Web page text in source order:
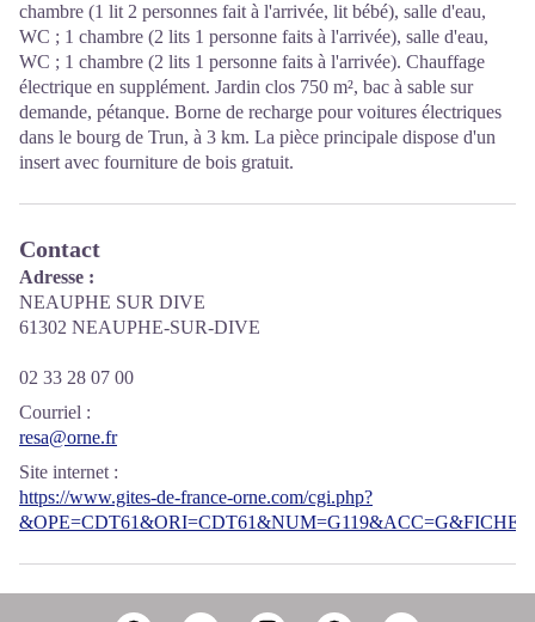
chambre (1 lit 2 personnes fait à l'arrivée, lit bébé), salle d'eau,
WC ; 1 chambre (2 lits 1 personne faits à l'arrivée), salle d'eau,
WC ; 1 chambre (2 lits 1 personne faits à l'arrivée). Chauffage
électrique en supplément. Jardin clos 750 m², bac à sable sur
demande, pétanque. Borne de recharge pour voitures électriques
dans le bourg de Trun, à 3 km. La pièce principale dispose d'un
insert avec fourniture de bois gratuit.
Contact
Adresse :
NEAUPHE SUR DIVE
61302 NEAUPHE-SUR-DIVE
02 33 28 07 00
Courriel :
resa@orne.fr
Site internet :
https://www.gites-de-france-orne.com/cgi.php?